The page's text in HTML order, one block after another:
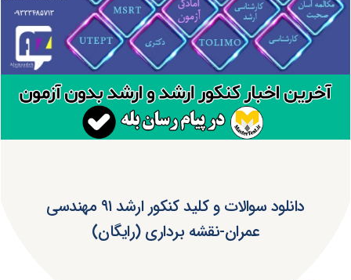
دانلود سوالات و کلید کنکور ارشد ۹۱ مهندسی
عمران-نقشه برداری (رایگان)